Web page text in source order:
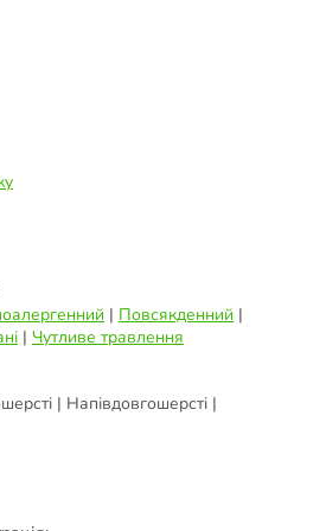
| Повсякденний |
| Чутливе травлення
| Напівдовгошерсті |